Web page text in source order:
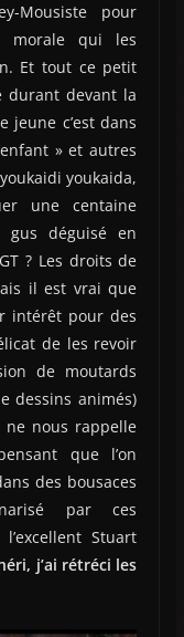
Mousiste pour
morale qui les
Et tout ce petit
durant devant la
jeune c’est dans
» et autres
youkaida,
une centaine
déguisé en
? Les droits de
il est vrai que
intérêt pour des
de les revoir
de moutards
dessins animés)
nous rappelle
que l’on
des bousaces
par ces
Stuart
j’ai rétréci les